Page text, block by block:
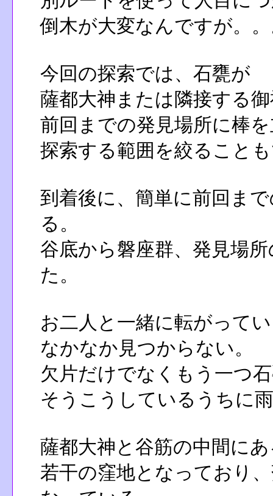
倒木が大変なんですが。
今回の探索では、石甕が
薩都大神または隣接する
前回までの発見場所に棒
探索する範囲を絞ること
到着後に、簡単に前回ま
る。
谷底から磐座群、発見場
た。
お二人と一緒に転がって
なかなか見つからない。
欠片だけでなくもう一つ
そうこうしているうちに
薩都大神と谷筋の中間に
若干の窪地となっており